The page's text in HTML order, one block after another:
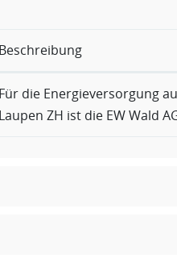
Beschreibung
wird in einem neuen
Für die Energieversorgung
Laupen ZH ist die EW Wald